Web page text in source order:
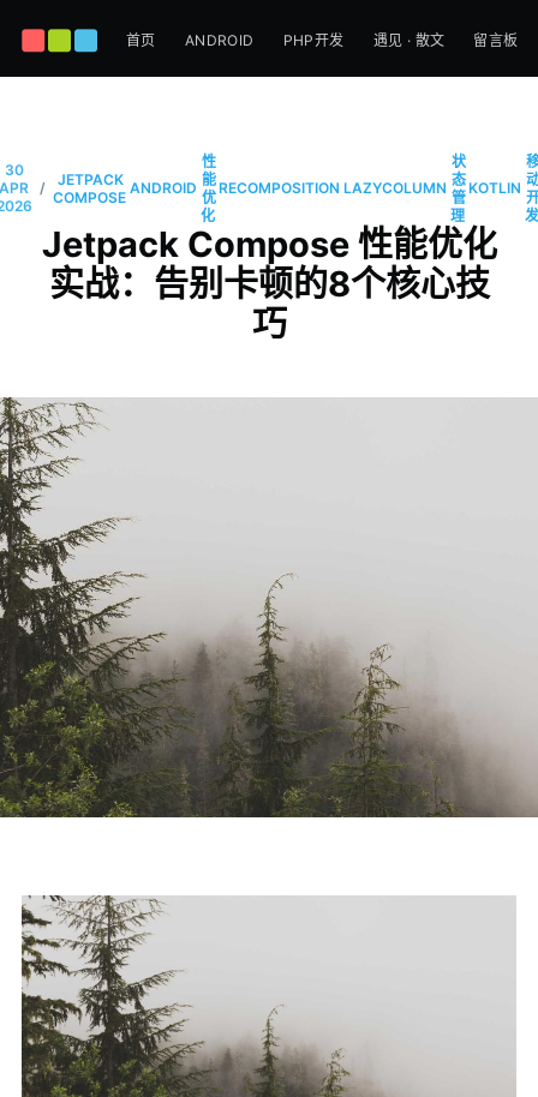
首页 ANDROID PHP开发 遇见 · 散文 留言板
30
APR
/
JETPACK
COMPOSE ANDROID
性
能
优
化
RECOMPOSITION LAZYCOLUMN
状
态
管
理
KOTLIN
Jetpack Compose 性能优化
实战：告别卡顿的8个核心技
巧